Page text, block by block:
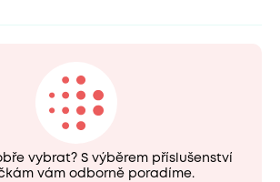
vybrat? S výběrem příslušenství
vám odborně poradíme.